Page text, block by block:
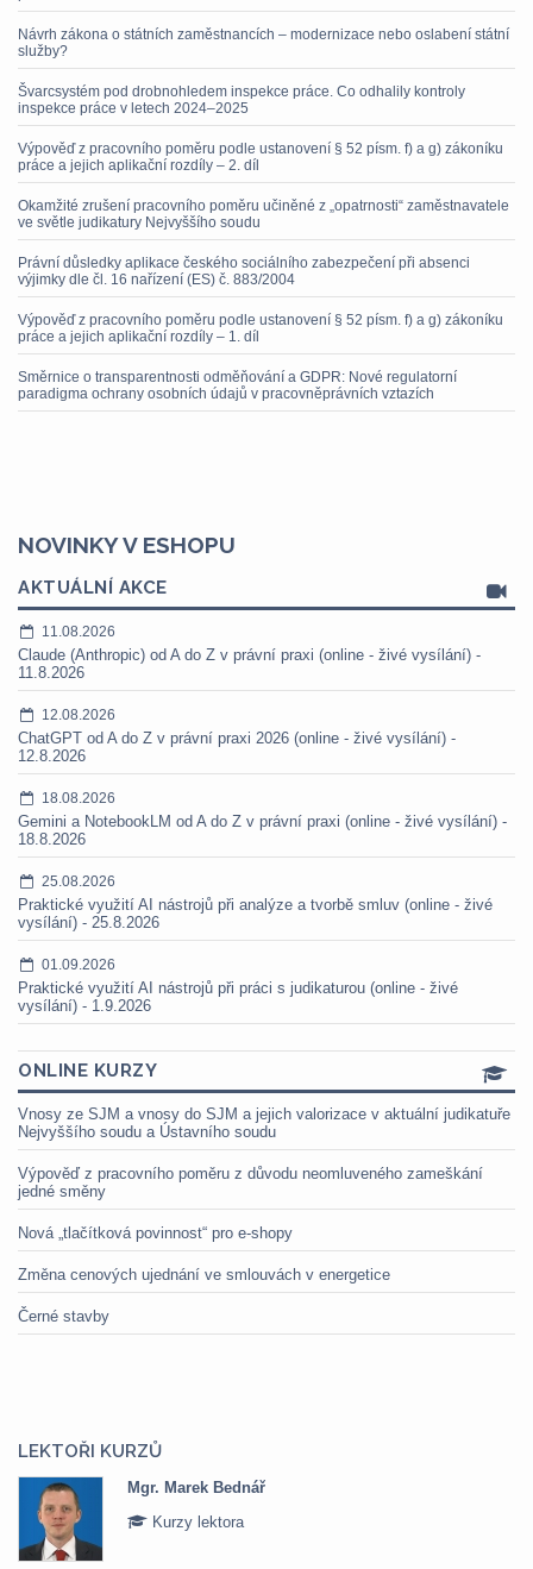
Návrh zákona o státních zaměstnancích – modernizace nebo oslabení státní
služby?
Švarcsystém pod drobnohledem inspekce práce. Co odhalily kontroly
inspekce práce v letech 2024–2025
Výpověď z pracovního poměru podle ustanovení § 52 písm. f) a g) zákoníku
práce a jejich aplikační rozdíly – 2. díl
Okamžité zrušení pracovního poměru učiněné z „opatrnosti“ zaměstnavatele
ve světle judikatury Nejvyššího soudu
Právní důsledky aplikace českého sociálního zabezpečení při absenci
výjimky dle čl. 16 nařízení (ES) č. 883/2004
Výpověď z pracovního poměru podle ustanovení § 52 písm. f) a g) zákoníku
práce a jejich aplikační rozdíly – 1. díl
Směrnice o transparentnosti odměňování a GDPR: Nové regulatorní
paradigma ochrany osobních údajů v pracovněprávních vztazích
NOVINKY V ESHOPU
AKTUÁLNÍ AKCE
11.08.2026
Claude (Anthropic) od A do Z v právní praxi (online - živé vysílání) -
11.8.2026
12.08.2026
ChatGPT od A do Z v právní praxi 2026 (online - živé vysílání) -
12.8.2026
18.08.2026
Gemini a NotebookLM od A do Z v právní praxi (online - živé vysílání) -
18.8.2026
25.08.2026
Praktické využití AI nástrojů při analýze a tvorbě smluv (online - živé
vysílání) - 25.8.2026
01.09.2026
Praktické využití AI nástrojů při práci s judikaturou (online - živé
vysílání) - 1.9.2026
ONLINE KURZY
Vnosy ze SJM a vnosy do SJM a jejich valorizace v aktuální judikatuře
Nejvyššího soudu a Ústavního soudu
Výpověď z pracovního poměru z důvodu neomluveného zameškání
jedné směny
Nová „tlačítková povinnost“ pro e-shopy
Změna cenových ujednání ve smlouvách v energetice
Černé stavby
LEKTOŘI KURZŮ
Mgr. Marek Bednář
Kurzy lektora